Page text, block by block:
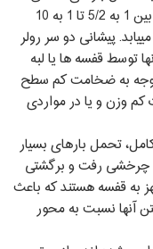
می‏باشند. نسبت قطر به طول رولرهای سوزنی بین 1 به 5/2 تا 1 به 10
پیشانی دو سر رولر
توسط قفسه‏ ها یا لبه‏
توجه به ضخامت کم سطح
کم وزن و یا در مواردی
تحمل بارهای بسیار
چرخشی رفت و برگشتی
به قفسه هستند که باعث
آنها نسبت به محور